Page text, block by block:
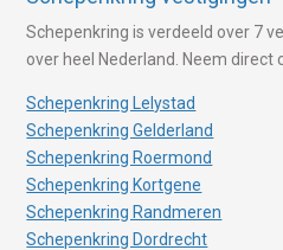
Schepenkring is verdeeld over 7
over heel Nederland. Neem direct
Schepenkring Lelystad
Schepenkring Gelderland
Schepenkring Roermond
Schepenkring Kortgene
Schepenkring Randmeren
Schepenkring Dordrecht